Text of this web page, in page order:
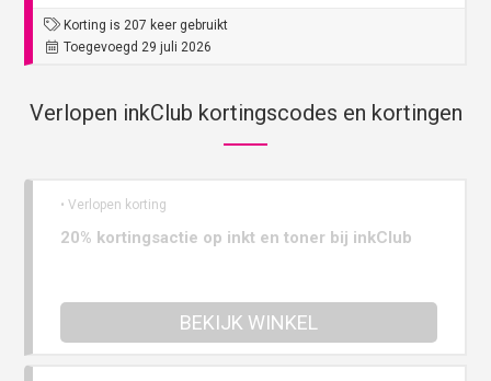
Korting is 207 keer gebruikt
Toegevoegd 29 juli 2026
Verlopen inkClub kortingscodes en kortingen
• Verlopen korting
20% kortingsactie op inkt en toner bij inkClub
BEKIJK WINKEL